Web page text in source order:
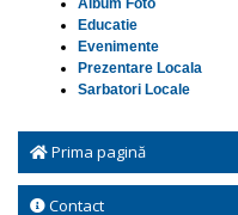
Prima pagină
Contact
Album Foto
Educatie
Evenimente
Prezentare Locala
Sarbatori Locale